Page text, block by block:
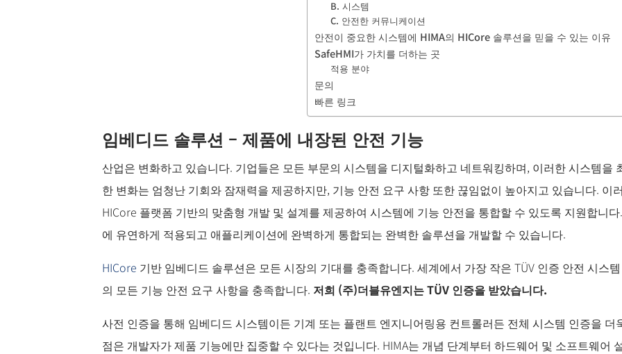
B. 시스템
C. 안전한 커뮤니케이션
안전이 중요한 시스템에 HIMA의 HICore 솔루션을 믿을 수 있는 이유
SafeHMI가 가치를 더하는 곳
적용 분야
문의
빠른 링크
임베디드 솔루션 – 제품에 내장된 안전 기능
산업은 변화하고 있습니다. 기업들은 모든 부문의 시스템을 디지털화하고 네트워킹하며, 이러한 시스템을
한 변화는 엄청난 기회와 잠재력을 제공하지만, 기능 안전 요구 사항 또한 끊임없이 높아지고 있습니다. 이
HICore 플랫폼 기반의 맞춤형 개발 및 설계를 제공하여 시스템에 기능 안전을 통합할 수 있도록 지원합니
에 유연하게 적용되고 애플리케이션에 완벽하게 통합되는 완벽한 솔루션을 개발할 수 있습니다.
HICore 기반 임베디드 솔루션은 모든 시장의 기대를 충족합니다. 세계에서 가장 작은 TÜV 인증 안전 시스
의 모든 기능 안전 요구 사항을 충족합니다. 저희 (주)더블유엔지는 TÜV 인증을 받았습니다.
사전 인증을 통해 임베디드 시스템이든 기계 또는 플랜트 엔지니어링용 컨트롤러든 전체 시스템 인증을
점은 개발자가 제품 기능에만 집중할 수 있다는 것입니다. HIMA는 개념 단계부터 하드웨어 및 소프트웨어